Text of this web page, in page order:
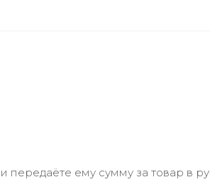
ему сумму за товар в